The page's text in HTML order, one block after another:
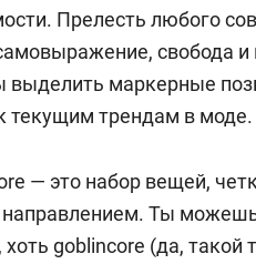
Прелесть любого
свобода
выделить маркерные
текущим трендам в моде.
— это набор вещей,
Ты
хоть goblincore (да,